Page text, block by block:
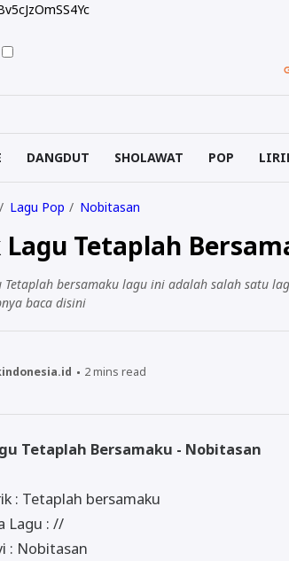
DANGDUT SHOLAWAT POP
Lagu Pop Nobitasan
Tetaplah
Tetaplah bersamaku lagu ini adalah salah satu
baca disini
2mins read
Tetaplah Bersamaku - Nobitasan
: Tetaplah bersamaku
Lagu : //
: Nobitasan